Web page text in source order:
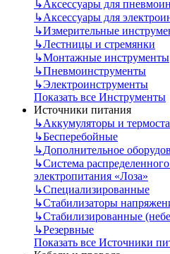
↳Аксессуары для
↳Аксессуары для
↳Измерительные
↳Лестницы и стремянки
↳Монтажные инструменты
↳Пневмоинструменты
↳Электроинструменты
Показать все Инструменты
Источники питания
↳Аккумуляторы и
↳Бесперебойные
↳Дополнительное
↳Система
электропитания «Лоза»
↳Специализированные
↳Стабилизаторы
↳Стабилизированные
↳Резервные
Показать все Источники